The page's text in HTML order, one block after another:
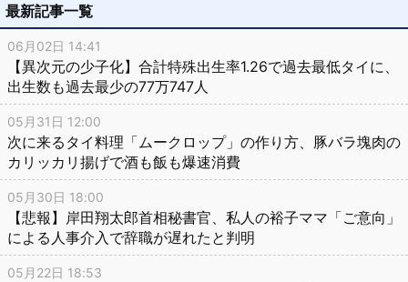
最新記事一覧
06月02日 14:41
【異次元の少子化】合計特殊出生率1.26で過去最低タイに、
出生数も過去最少の77万747人
05月31日 12:00
次に来るタイ料理「ムークロップ」の作り方、豚バラ塊肉の
カリッカリ揚げで酒も飯も爆速消費
05月30日 18:00
【悲報】岸田翔太郎首相秘書官、私人の裕子ママ「ご意向」
による人事介入で辞職が遅れたと判明
05月22日 18:53